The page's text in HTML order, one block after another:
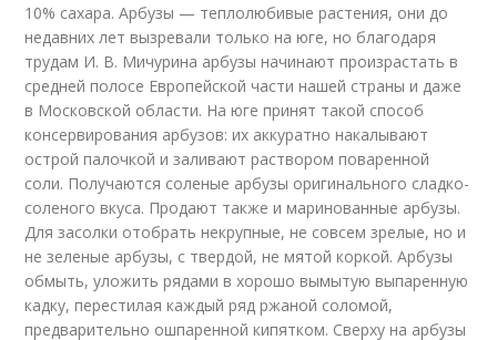
10% сахара. ‎Арбузы — теплолюбивые растения, они до
недавних лет ‎вызревали только на юге, но благодаря
трудам И. В. ‎Мичурина арбузы начинают произрастать в
средней полосе ‎Европейской части нашей страны и даже
в Московской ‎области. На юге принят такой способ
консервирования ‎арбузов: их аккуратно накалывают
острой палочкой и ‎заливают раствором поваренной
соли. Получаются соленые ‎арбузы оригинального сладко-
соленого вкуса. Продают ‎также и маринованные арбузы.‎
Для засолки отобрать некрупные, не совсем зрелые, но и
не зеленые ‎арбузы, с твердой, не мятой коркой. Арбузы
обмыть, уложить рядами в ‎хорошо вымытую выпаренную
кадку, перестилая каждый ряд ржаной ‎соломой,
предварительно ошпаренной кипятком. Сверху на арбузы